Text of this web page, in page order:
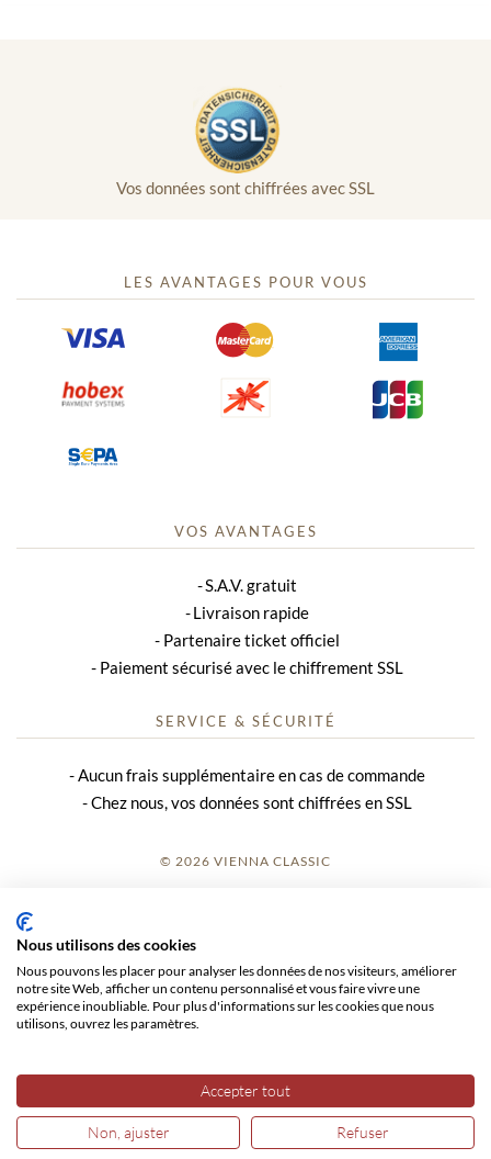
Vos données sont chiffrées avec SSL
LES AVANTAGES POUR VOUS
VOS AVANTAGES
S.A.V. gratuit
Livraison rapide
Partenaire ticket officiel
Paiement sécurisé avec le chiffrement SSL
SERVICE & SÉCURITÉ
Aucun frais supplémentaire en cas de commande
Chez nous, vos données sont chiffrées en SSL
© 2026 VIENNA CLASSIC
CGV
Nous utilisons des cookies
Nous pouvons les placer pour analyser les données de nos visiteurs, améliorer
notre site Web, afficher un contenu personnalisé et vous faire vivre une
expérience inoubliable. Pour plus d'informations sur les cookies que nous
utilisons, ouvrez les paramètres.
Accepter tout
Non, ajuster Refuser